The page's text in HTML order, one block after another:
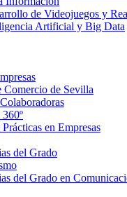
de Videojuegos y
Artificial y Big Data
Comercio de Sevilla
en Empresas
del Grado
del Grado en